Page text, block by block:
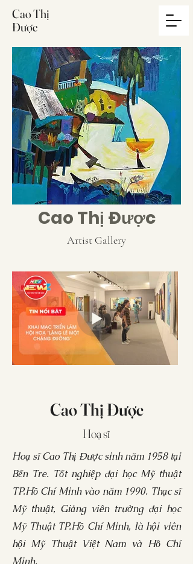
Cao Thị
Được
Cao Thị Được
Artist Gallery
Cao Thị Được
Hoạ sĩ
Hoạ sĩ Cao Thị Được sinh năm 1958 tại
Bến Tre. Tốt nghiệp đại học Mỹ thuật
TP.Hồ Chí Minh vào năm 1990. Thạc sĩ
Mỹ thuật, Giảng viên trường đại học
Mỹ Thuật TP.Hồ Chí Minh, là hội viên
hội Mỹ Thuật Việt Nam và Hồ Chí
Minh.